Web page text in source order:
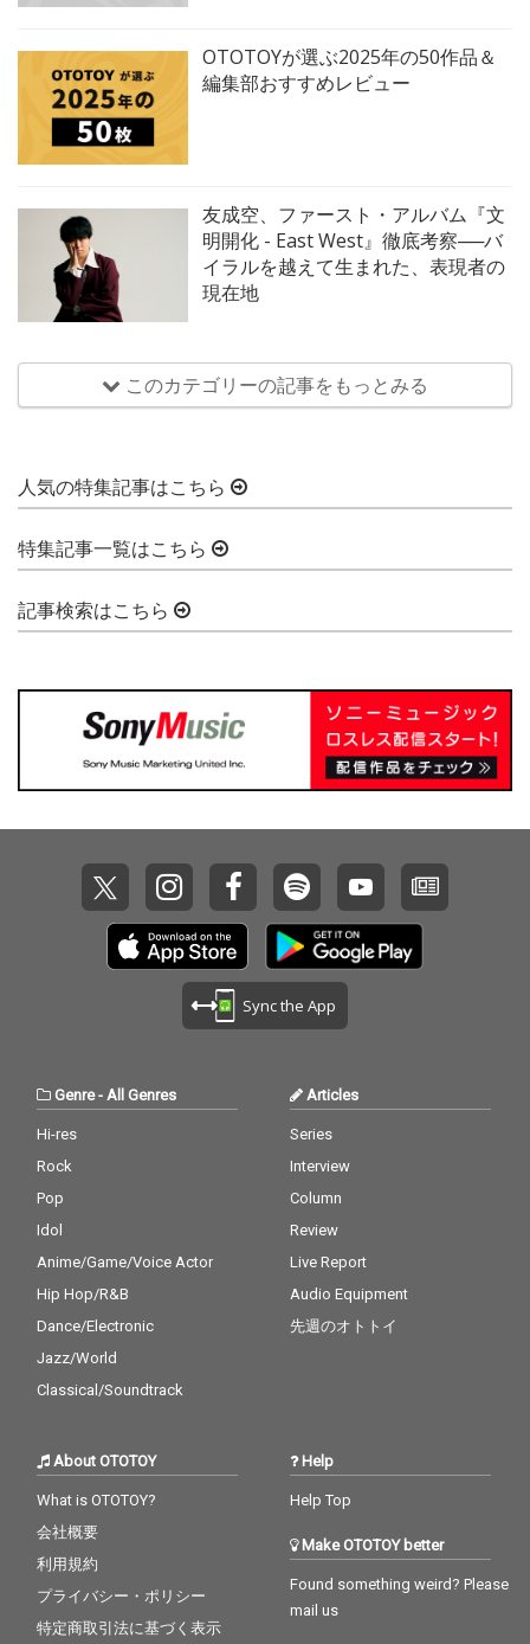
OTOTOYが選ぶ2025年の50作品＆
編集部おすすめレビュー
友成空、ファースト・アルバム『文
明開化 - East West』徹底考察──バ
イラルを越えて生まれた、表現者の
現在地
このカテゴリーの記事をもっとみる
人気の特集記事はこちら
特集記事一覧はこちら
記事検索はこちら
Sync the App
Genre- All Genres
Hi-res
Rock
Pop
Idol
Anime/Game/Voice Actor
Hip Hop/R&B
Dance/Electronic
Jazz/World
Classical/Soundtrack
Articles
Series
Interview
Column
Review
Live Report
Audio Equipment
先週のオトトイ
About OTOTOY
What is OTOTOY?
会社概要
利用規約
プライバシー・ポリシー
特定商取引法に基づく表示
Help
Help Top
Make OTOTOY better
Found something weird? Please
mail us